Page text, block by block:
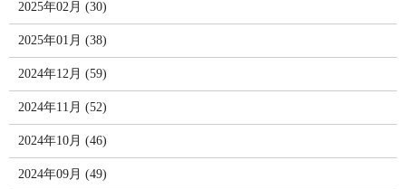
2025年02月 (30)
2025年01月 (38)
2024年12月 (59)
2024年11月 (52)
2024年10月 (46)
2024年09月 (49)